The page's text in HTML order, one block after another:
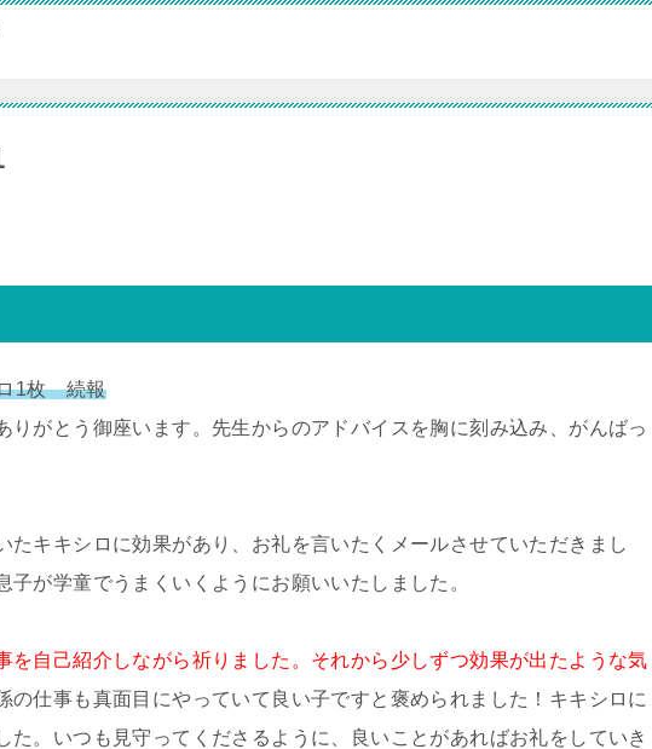
1枚 続報
りがとう御座います。先生からのアドバイスを胸に刻み込み、がんばっ
たキキシロに効果があり、お礼を言いたくメールさせていただきまし
が学童でうまくいくようにお願いいたしました。
を自己紹介しながら祈りました。それから少しずつ効果が出たような気
の仕事も真面目にやっていて良い子ですと褒められました！キキシロに
た。いつも見守ってくださるように、良いことがあればお礼をしていき